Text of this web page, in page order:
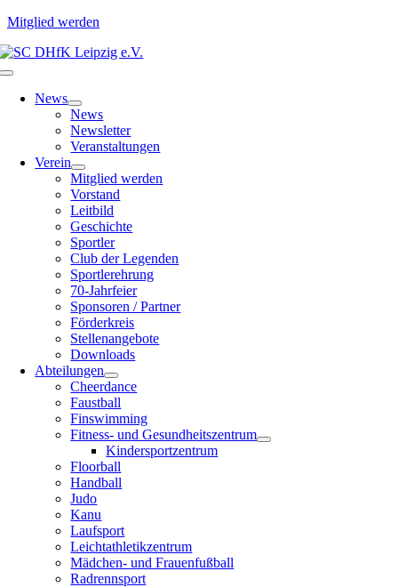
Mitglied werden
Zum
Inhalt
Toggle
NavigationNews
News
Newsletter
Veranstaltungen
Verein
Mitglied werden
Vorstand
Leitbild
Geschichte
Sportler
Club der Legenden
Sportlerehrung
70-Jahrfeier
Sponsoren / Partner
Förderkreis
Stellenangebote
Downloads
Abteilungen
Cheerdance
Faustball
Finswimming
Fitness- und Gesundheitszentrum
Kindersportzentrum
Floorball
Handball
Judo
Kanu
Laufsport
Leichtathletikzentrum
Mädchen- und Frauenfußball
Radrennsport